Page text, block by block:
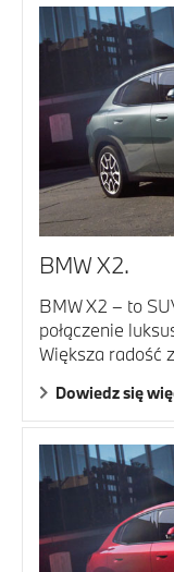
BMW X2.
BMW X2 – to
połączenie
Większa radość
Dowiedz się